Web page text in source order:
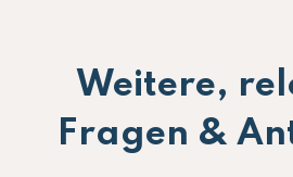
Weitere,
Fragen &